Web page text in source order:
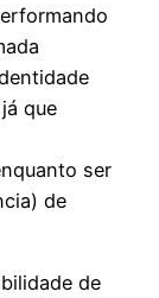
que
ser
de
de